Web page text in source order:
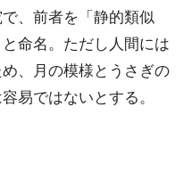
、前者を「静的類似
命名。ただし人間には
、月の模様とうさぎの
易ではないとする。